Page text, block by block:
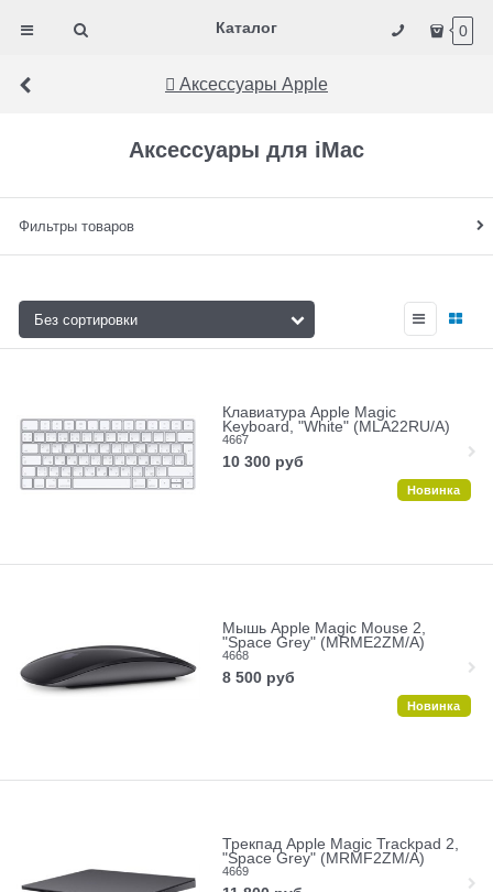
Каталог 0
 Аксессуары Apple
Аксессуары для iMac
Фильтры товаров
Клавиатура Apple Magic
Keyboard, "White" (MLA22RU/A)
4667
10 300 руб
Новинка
Мышь Apple Magic Mouse 2,
"Space Grey" (MRME2ZM/A)
4668
8 500 руб
Новинка
Трекпад Apple Magic Trackpad 2,
"Space Grey" (MRMF2ZM/A)
4669